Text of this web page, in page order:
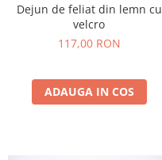
Dejun de feliat din lemn cu
velcro
117,00 RON
ADAUGA IN COS